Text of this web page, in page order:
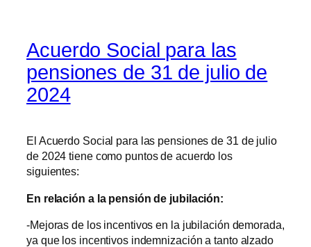
Acuerdo Social para las
pensiones de 31 de julio de
2024
El Acuerdo Social para las pensiones de 31 de julio
de 2024 tiene como puntos de acuerdo los
siguientes:
En relación a la pensión de jubilación:
-Mejoras de los incentivos en la jubilación demorada,
ya que los incentivos indemnización a tanto alzado